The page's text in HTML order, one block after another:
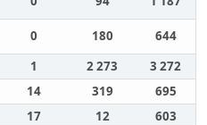
0 180
644
1 2 273
3 272
14 319
695
17 12
603